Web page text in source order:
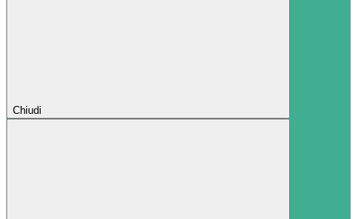
Chiudi